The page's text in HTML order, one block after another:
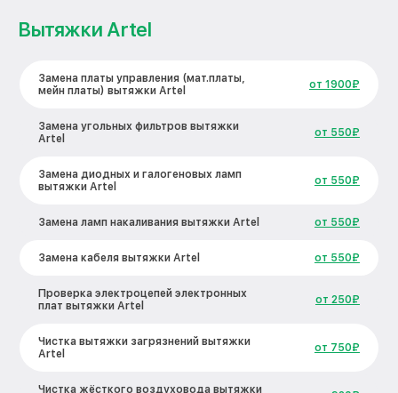
Вытяжки Artel
Замена платы управления (мат.платы,
мейн платы) вытяжки Artel
от 1900₽
Замена угольных фильтров вытяжки
Artel
от 550₽
Замена диодных и галогеновых ламп
вытяжки Artel
от 550₽
Замена ламп накаливания вытяжки Artel от 550₽
Замена кабеля вытяжки Artel от 550₽
Проверка электроцепей электронных
плат вытяжки Artel
от 250₽
Чистка вытяжки загрязнений вытяжки
Artel
от 750₽
Чистка жёсткого воздуховода вытяжки